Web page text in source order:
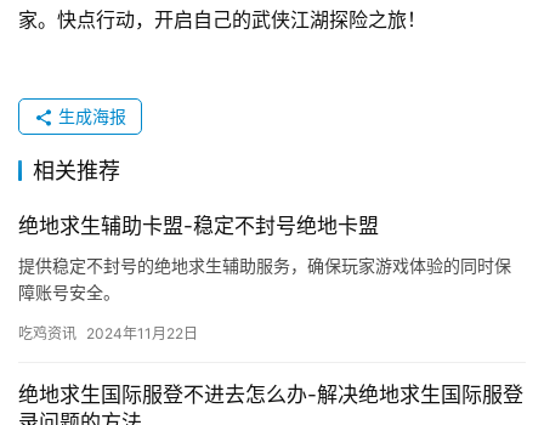
家。快点行动，开启自己的武侠江湖探险之旅！
生成海报
相关推荐
绝地求生辅助卡盟-稳定不封号绝地卡盟
提供稳定不封号的绝地求生辅助服务，确保玩家游戏体验的同时保
障账号安全。
吃鸡资讯 2024年11月22日
绝地求生国际服登不进去怎么办-解决绝地求生国际服登